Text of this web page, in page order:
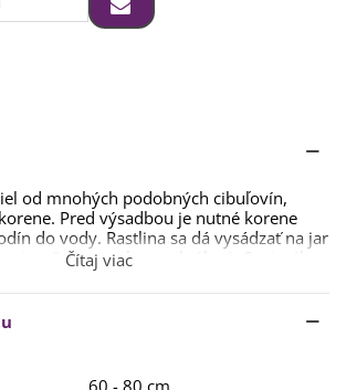
od mnohých podobných cibuľovín,
Pred výsadbou je nutné korene
do vody. Rastlina sa dá vysádzať na jar
jeseň (september – október). Optimálna
8 °C, ale rastline sa bude dariť aj pri
2–18 °C.
do substrátu s pieskom.
– bol približne 1 až 2 cm pod zemou.
Čítaj viac
60 - 80 cm